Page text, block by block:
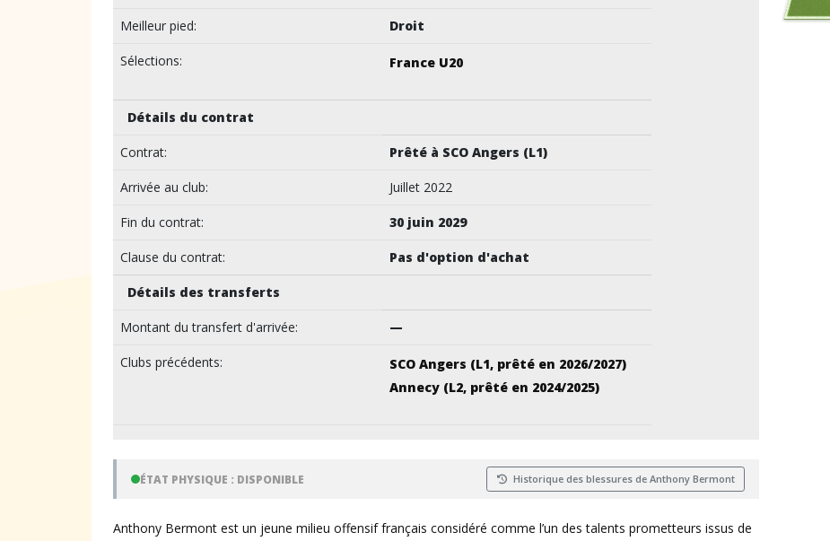
Meilleur pied: Droit
Sélections: France U20
Détails du contrat
Contrat: Prêté à SCO Angers (L1)
Arrivée au club: Juillet 2022
Fin du contrat: 30 juin 2029
Clause du contrat: Pas d'option d'achat
Détails des transferts
Montant du transfert d'arrivée: —
Clubs précédents:
SCO Angers (L1, prêté en 2026/2027)
Annecy (L2, prêté en 2024/2025)
ÉTAT PHYSIQUE : DISPONIBLE Historique des blessures de Anthony Bermont
Anthony Bermont est un jeune milieu offensif français considéré comme l’un des talents prometteurs issus de